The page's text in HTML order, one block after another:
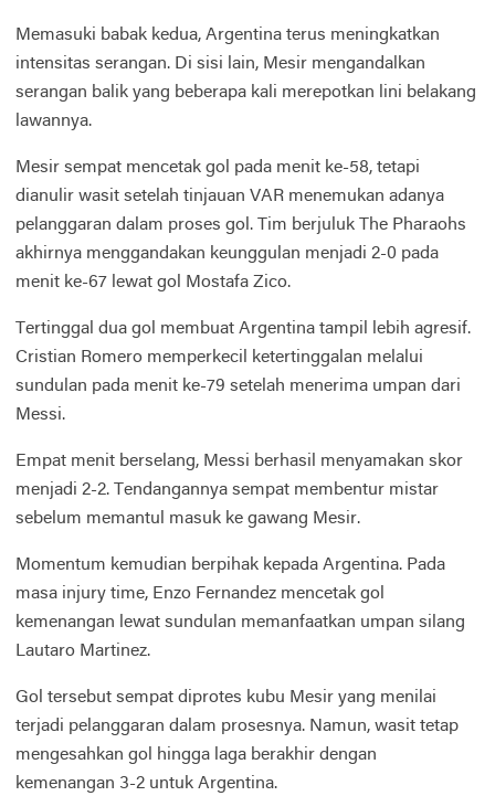
Memasuki babak kedua, Argentina terus meningkatkan
intensitas serangan. Di sisi lain, Mesir mengandalkan
serangan balik yang beberapa kali merepotkan lini belakang
lawannya.
Mesir sempat mencetak gol pada menit ke-58, tetapi
dianulir wasit setelah tinjauan VAR menemukan adanya
pelanggaran dalam proses gol. Tim berjuluk The Pharaohs
akhirnya menggandakan keunggulan menjadi 2-0 pada
menit ke-67 lewat gol Mostafa Zico.
Tertinggal dua gol membuat Argentina tampil lebih agresif.
Cristian Romero memperkecil ketertinggalan melalui
sundulan pada menit ke-79 setelah menerima umpan dari
Messi.
Empat menit berselang, Messi berhasil menyamakan skor
menjadi 2-2. Tendangannya sempat membentur mistar
sebelum memantul masuk ke gawang Mesir.
Momentum kemudian berpihak kepada Argentina. Pada
masa injury time, Enzo Fernandez mencetak gol
kemenangan lewat sundulan memanfaatkan umpan silang
Lautaro Martinez.
Gol tersebut sempat diprotes kubu Mesir yang menilai
terjadi pelanggaran dalam prosesnya. Namun, wasit tetap
mengesahkan gol hingga laga berakhir dengan
kemenangan 3-2 untuk Argentina.